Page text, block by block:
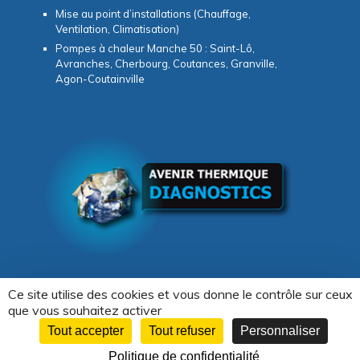
Mise au point d’installations (Chauffage,
Ventilation, Climatisation)
Pompes à chaleur Manche 50 : Saint-Lô,
Avranches, Cherbourg, Coutances, Granville,
Agon-Coutainville
Copyright © 2026 -Avenir Thermique & Diagnostics
Création WebCom.Me
Ce site utilise des cookies et vous donne le contrôle sur ceux
que vous souhaitez activer
Tout accepter Tout refuser
Personnaliser
Politique de confidentialité